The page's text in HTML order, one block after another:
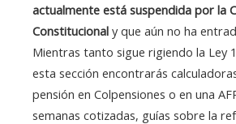
actualmente está suspendida por la
Constitucional y que aún no ha
Mientras tanto sigue rigiendo la Ley
esta sección encontrarás
pensión en Colpensiones o en una
semanas cotizadas, guías sobre la